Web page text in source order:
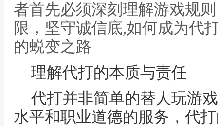
者首先必须深刻理解游戏规
限，坚守诚信底,如何成为代
的蜕变之路
理解代打的本质与责任
代打并非简单的替人玩游
水平和职业道德的服务，代